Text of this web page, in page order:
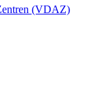
(VDAZ)